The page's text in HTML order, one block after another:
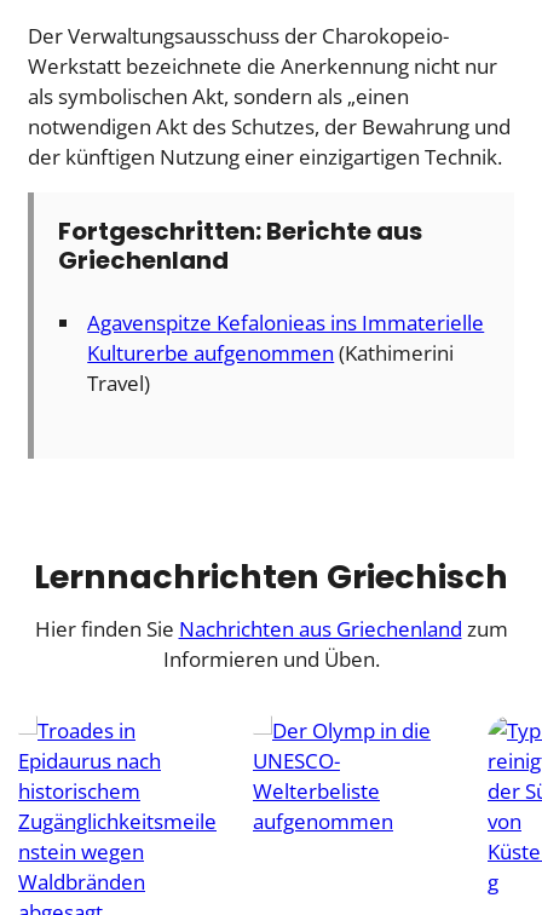
Der Verwaltungsausschuss der Charokopeio-
Werkstatt bezeichnete die Anerkennung nicht nur
als symbolischen Akt, sondern als „einen
notwendigen Akt des Schutzes, der Bewahrung und
der künftigen Nutzung einer einzigartigen Technik.
Fortgeschritten: Berichte aus
Griechenland
Agavenspitze Kefalonieas ins Immaterielle
Kulturerbe aufgenommen (Kathimerini
Travel)
Lernnachrichten Griechisch
Hier finden Sie Nachrichten aus Griechenland zum
Informieren und Üben.